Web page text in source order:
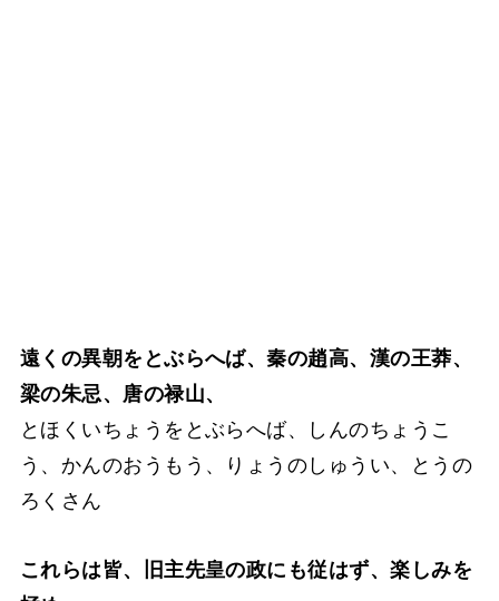
遠くの異朝をとぶらへば、秦の趙高、漢の王莽、
梁の朱忌、唐の禄山、
とほくいちょうをとぶらへば、しんのちょうこ
う、かんのおうもう、りょうのしゅうい、とうの
ろくさん
これらは皆、旧主先皇の政にも従はず、楽しみを